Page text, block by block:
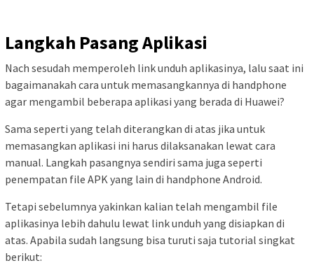
Langkah Pasang Aplikasi
Nach sesudah memperoleh link unduh aplikasinya, lalu saat ini
bagaimanakah cara untuk memasangkannya di handphone
agar mengambil beberapa aplikasi yang berada di Huawei?
Sama seperti yang telah diterangkan di atas jika untuk
memasangkan aplikasi ini harus dilaksanakan lewat cara
manual. Langkah pasangnya sendiri sama juga seperti
penempatan file APK yang lain di handphone Android.
Tetapi sebelumnya yakinkan kalian telah mengambil file
aplikasinya lebih dahulu lewat link unduh yang disiapkan di
atas. Apabila sudah langsung bisa turuti saja tutorial singkat
berikut: